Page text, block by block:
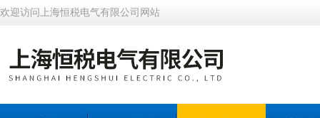
欢迎访问上海恒税电气有限公司网站